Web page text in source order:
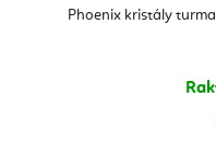
Phoenix kristály